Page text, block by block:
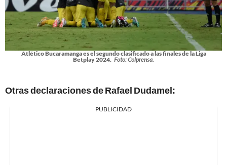
Atlético Bucaramanga es el segundo clasificado a las finales de la Liga
Betplay 2024. Foto: Colprensa.
Otras declaraciones de Rafael Dudamel:
PUBLICIDAD